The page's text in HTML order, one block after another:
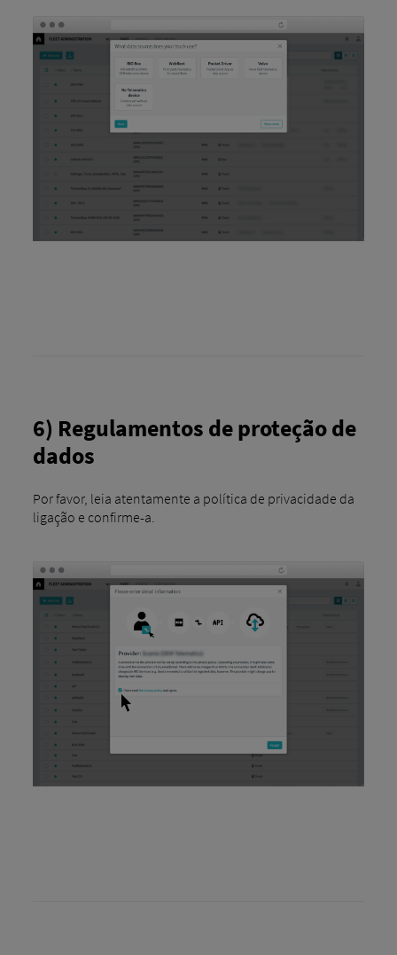
6) Regulamentos de proteção de
dados
Por favor, leia atentamente a política de privacidade da
ligação e confirme-a.